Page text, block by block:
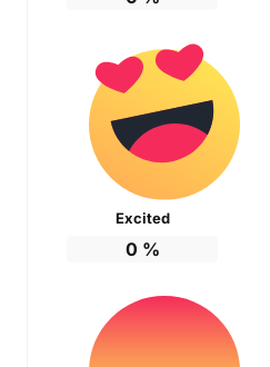
Excited
0 %